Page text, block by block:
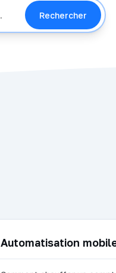
Rechercher
Automatisation